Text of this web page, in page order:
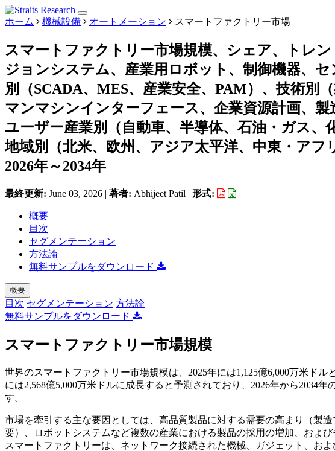
ホーム 機械設備 オートメーション スマートファクトリー市場
スマートファクトリー市場規模、シェア、トレ
ジョンシステム、産業用ロボット、制御機器、
別（SCADA、MES、産業安全、PAM）、技術別
マンマシンインターフェース、企業資源計画、
ユーザー産業別（自動車、半導体、石油・ガス、
地域別（北米、欧州、アジア太平洋、中東・アフ
2026年～2034年
最終更新: June 03, 2026 | 著者: Abhijeet Patil | 形式:
概要
目次
セグメンテーション
方法論
無料サンプルをダウンロード
概要
目次 セグメンテーション 方法論
無料サンプルをダウンロード
スマートファクトリー市場規模
世界のスマートファクトリー市場規模は、2025年には1,125億6,000万米ドル
には2,568億5,000万米ドルに成長すると予測されており、2026年から2034
す。
市場を牽引する主な要因としては、高品質製品に対する需要の高まり（製
要）、ロボットシステムなど複数の産業における製品の採用の増加、およ
スマートファクトリーは、ネットワーク接続された機械、ガジェット、お